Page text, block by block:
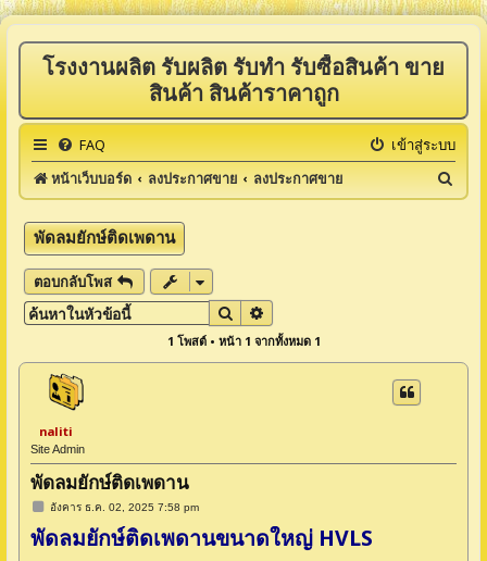
โรงงานผลิต รับผลิต รับทำ รับซื้อสินค้า ขาย
สินค้า สินค้าราคาถูก
FAQ
เข้าสู่ระบบ
หน้าเว็บบอร์ด
ลงประกาศขาย ลงประกาศขาย
น
พัดลมยักษ์ติดเพดาน
ตอบกลับโพส
ค้นหา
1 โพสต์ • หน้า 1 จากทั้งหมด 1
naliti
Site Admin
พัดลมยักษ์ติดเพดาน
โ
ส
ต์
อังคาร ธ.ค. 02, 2025 7:58 pm
พัดลมยักษ์ติดเพดานขนาดใหญ่ HVLS